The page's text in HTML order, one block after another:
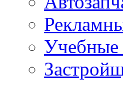
Учебные